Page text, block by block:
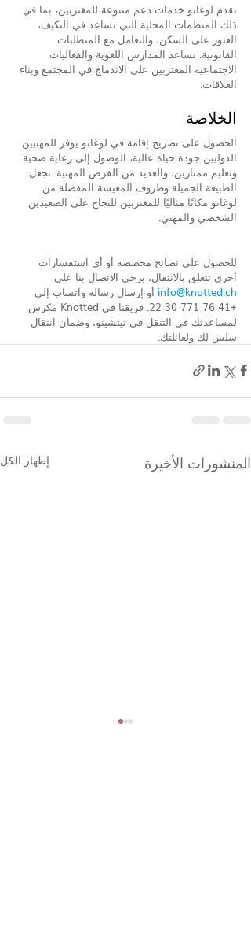
تقدم لوغانو خدمات دعم متنوعة للمغتربين، بما في
ذلك المنظمات المحلية التي تساعد في التكيف،
العثور على السكن، والتعامل مع المتطلبات
القانونية. تساعد المدارس اللغوية والفعاليات
الاجتماعية المغتربين على الاندماج في المجتمع وبناء
العلاقات.
الخلاصة
الحصول على تصريح إقامة في لوغانو يوفر للمهنيين
الدوليين جودة حياة عالية، الوصول إلى رعاية صحية
وتعليم ممتازين، والعديد من الفرص المهنية. تجعل
الطبيعة الجميلة وظروف المعيشة المفضلة من
لوغانو مكانًا مثاليًا للمغتربين للنجاح على الصعيدين
الشخصي والمهني.
للحصول على نصائح مخصصة أو أي استفسارات
أخرى تتعلق بالانتقال، يرجى الاتصال بنا على
info@knotted.ch أو إرسال رسالة واتساب إلى
+41 76 771 30 22. فريقنا في Knotted مكرس
لمساعدتك في التنقل في تيتشينو، وضمان انتقال
سلس لك ولعائلتك.
المنشورات الأخيرة إظهار الكل